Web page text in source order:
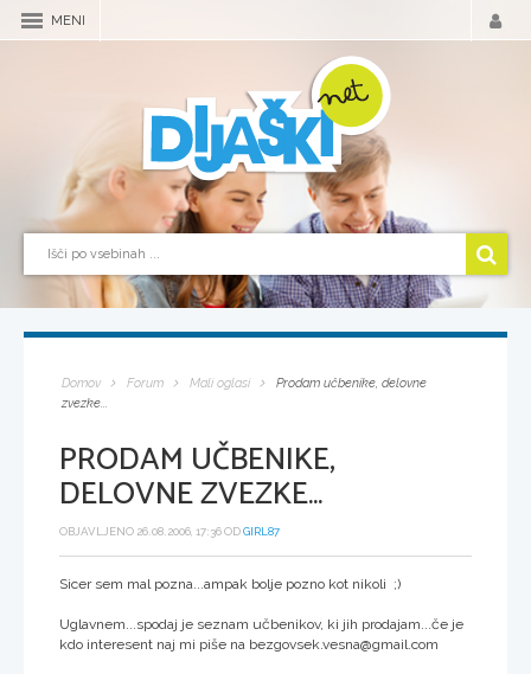
MENI
Domov Forum Mali oglasi
Prodam učbenike, delovne
zvezke...
PRODAM UČBENIKE,
DELOVNE ZVEZKE...
OBJAVLJENO 26.08.2006, 17:36 ODGIRL87
Sicer sem mal pozna...ampak bolje pozno kot nikoli ;)
Uglavnem...spodaj je seznam učbenikov, ki jih prodajam...če je
kdo interesent naj mi piše na bezgovsek.vesna@gmail.com